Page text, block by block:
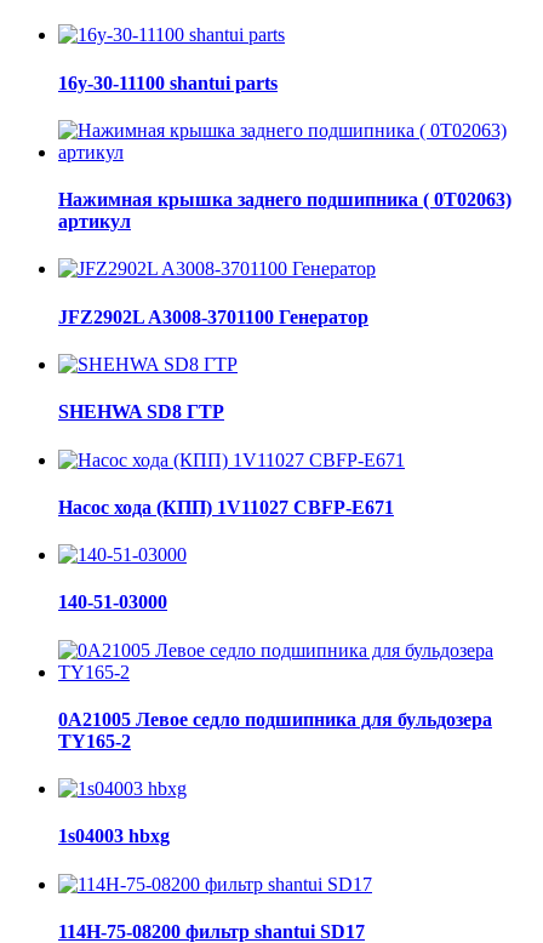
16y-30-11100 shantui parts
Нажимная крышка заднего подшипника ( 0Т02063)
артикул
JFZ2902L A3008-3701100 Генератор
SHEHWA SD8 ГТР
Насос хода (КПП) 1V11027 CBFP-E671
140-51-03000
0A21005 Левое седло подшипника для бульдозера
TY165-2
1s04003 hbxg
114H-75-08200 фильтр shantui SD17